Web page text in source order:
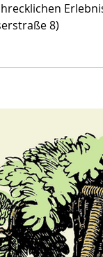
8)